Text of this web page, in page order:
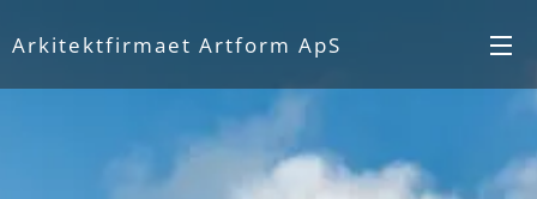
Arkitektfirmaet Artform ApS